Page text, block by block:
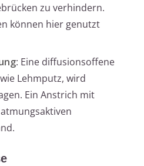
zu verhindern.
können hier genutzt
: Eine diffusionsoffene
Lehmputz, wird
Ein Anstrich mit